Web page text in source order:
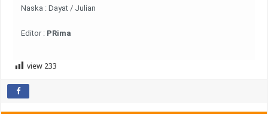
Naska : Dayat / Julian
Editor : PRima
view 233